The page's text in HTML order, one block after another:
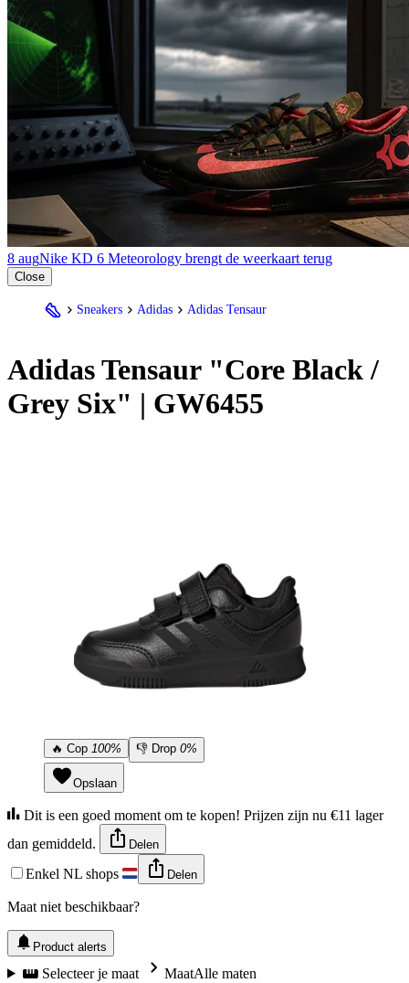
8 augNike KD 6 Meteorology brengt de weerkaart terug
Close
Sneakers Adidas Adidas Tensaur
AdidasTensaur "Core Black /
Grey Six" | GW6455
🔥 Cop 100% 👎 Drop 0%
Opslaan
Dit is een goed moment om te kopen! Prijzen zijn nu €11 lager
dan gemiddeld.
Delen
Enkel NL shops Delen
Maat niet beschikbaar?
Product alerts
Selecteer je maat MaatAlle maten